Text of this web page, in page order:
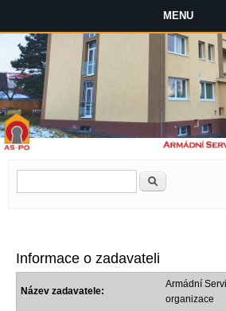
MENU
Informace o zadavateli
Název zadavatele:
Armádní
organizace